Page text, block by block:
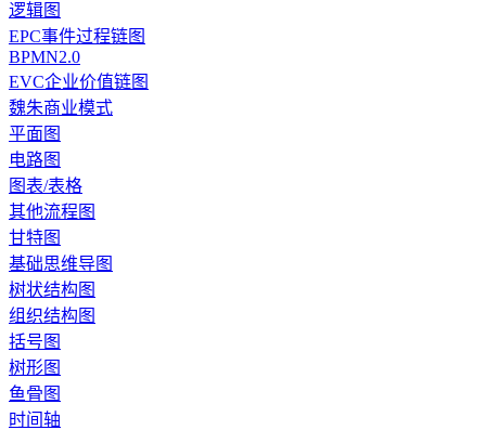
逻辑图
EPC事件过程链图
BPMN2.0
EVC企业价值链图
魏朱商业模式
平面图
电路图
图表/表格
其他流程图
甘特图
基础思维导图
树状结构图
组织结构图
括号图
树形图
鱼骨图
时间轴